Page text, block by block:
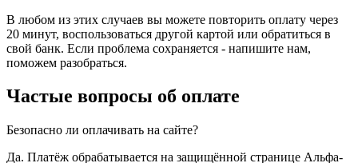
В любом из этих случаев вы можете повторить оплату через
20 минут, воспользоваться другой картой или обратиться в
свой банк. Если проблема сохраняется - напишите нам,
поможем разобраться.
Частые вопросы об оплате
Безопасно ли оплачивать на сайте?
Да. Платёж обрабатывается на защищённой странице Альфа-